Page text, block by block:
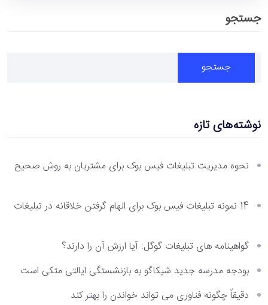
جستجو
جستجو
نوشته‌های تازه
نحوه مدیریت تبلیغات فیس بوک برای مشتریان به روش صحیح
14 نمونه تبلیغات فیس بوک برای الهام گرفتن خلاقانه در تبلیغات
گواهینامه های تبلیغات گوگل: آیا ارزش آن را دارند؟
بودجه مدرسه جدید شیکاگو به بازنشستگی ایالتی متکی است
دقیقاً چگونه فناوری می تواند خواندن را بهتر کند